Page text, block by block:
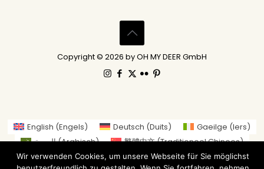
Copyright © 2026 by OH MY DEER GmbH
English (Engels) Deutsch (Duits) Gaeilge (Iers)
العربية(Arabisch) 繁體中文(Traditioneel Chinees)
Nederlands
Suomi(Fins ) Français (Frans)
Wir verwenden Cookies, um unsere Webseite für Sie möglichst